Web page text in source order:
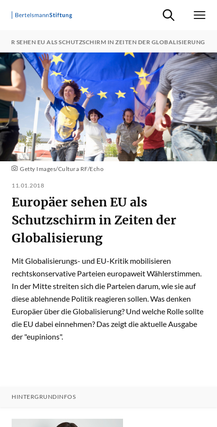
Suche ein-/
SEHEN EU ALS SCHUTZSCHIRM IN ZEITEN DER GLOBALISIERUNG
Getty Images/Cultura RF/Echo
11.01.2018
Europäer sehen EU als
Schutzschirm in Zeiten der
Globalisierung
Mit Globalisierungs- und EU-Kritik mobilisieren
rechtskonservative Parteien europaweit Wählerstimmen.
In der Mitte streiten sich die Parteien darum, wie sie auf
diese ablehnende Politik reagieren sollen. Was denken
Europäer über die Globalisierung? Und welche Rolle sollte
die EU dabei einnehmen? Das zeigt die aktuelle Ausgabe
der "eupinions".
HINTERGRUNDINFOS